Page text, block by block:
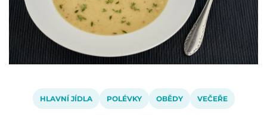
HLAVNÍ JÍDLA POLÉVKY OBĚDY VEČEŘE